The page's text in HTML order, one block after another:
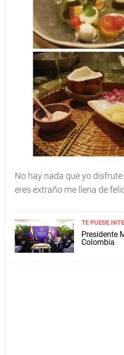
No hay nada que yo
eres extraño me llena de
TE PUEDE
Presidente
Colombia